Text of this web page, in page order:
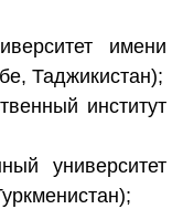
имени
Таджикистан);
институт
университет